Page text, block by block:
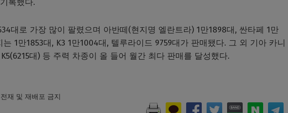
록했다.
대로 가장 많이 팔렸으며 아반떼(현지명 엘란트라) 1만1898대, 싼타페 1만
1만1853대, K3 1만1004대, 텔루라이드 9759대가 판매됐다. 그 외 기아 카니
대) 등 주력 차종이 올 들어 월간 최다 판매를 달성했다.
재 및 재배포 금지